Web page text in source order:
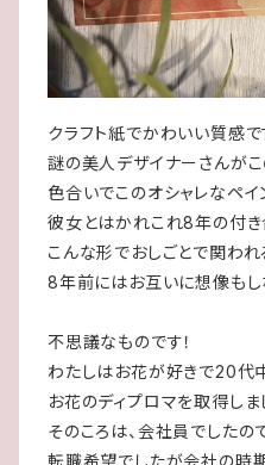
クラフト紙でかわいい質感
謎の美人デザイナーさんが
色合いでこのオシャレなペイン
彼女とはかれこれ8年の付
こんな形でおしごとで関わ
8年前にはお互いに想像もし
不思議なものです！
わたしはお花が好きで20代
お花のディプロマを取得しま
そのころは、会社員でしたの
転職希望でしたが会社の時